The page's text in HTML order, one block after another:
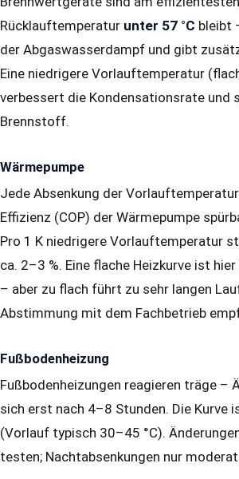
Rücklauftemperatur unter 57 °C bleibt
der Abgaswasserdampf und gibt
Eine niedrigere Vorlauftemperatur
verbessert die Kondensationsrate und
Brennstoff.
Wärmepumpe
Jede Absenkung der
Effizienz (COP) der Wärmepumpe
Pro 1 K niedrigere Vorlauftemperatur
ca. 2–3 %. Eine flache Heizkurve ist
– aber zu flach führt zu sehr langen
Abstimmung mit dem Fachbetrieb
Fußbodenheizung
Fußbodenheizungen reagieren träge –
sich erst nach 4–8 Stunden. Die Kurve
(Vorlauf typisch 30–45 °C).
testen; Nachtabsenkungen nur